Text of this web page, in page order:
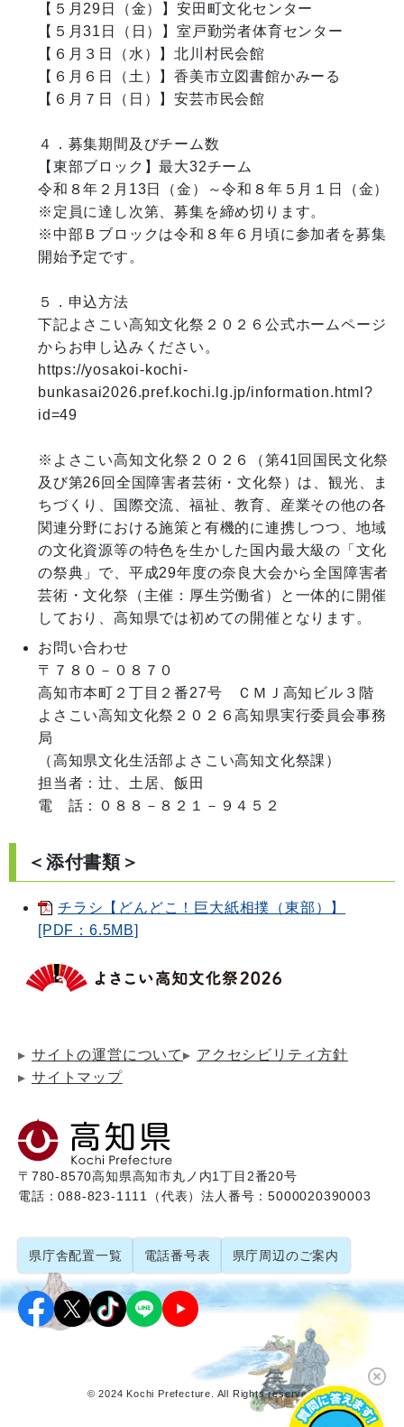
【５月29日（金）】安田町文化センター
【５月31日（日）】室戸勤労者体育センター
【６月３日（水）】北川村民会館
【６月６日（土）】香美市立図書館かみーる
【６月７日（日）】安芸市民会館
４．募集期間及びチーム数
【東部ブロック】最大32チーム
令和８年２月13日（金）～令和８年５月１日（金）
※定員に達し次第、募集を締め切ります。
※中部Ｂブロックは令和８年６月頃に参加者を募集
開始予定です。
５．申込方法
下記よさこい高知文化祭２０２６公式ホームページ
からお申し込みください。
https://yosakoi-kochi-
bunkasai2026.pref.kochi.lg.jp/information.html?
id=49
※よさこい高知文化祭２０２６（第41回国民文化祭
及び第26回全国障害者芸術・文化祭）は、観光、ま
ちづくり、国際交流、福祉、教育、産業その他の各
関連分野における施策と有機的に連携しつつ、地域
の文化資源等の特色を生かした国内最大級の「文化
の祭典」で、平成29年度の奈良大会から全国障害者
芸術・文化祭（主催：厚生労働省）と一体的に開催
お問い合わせ
〒７８０－０８７０
高知市本町２丁目２番27号　ＣＭＪ高知ビル３階
よさこい高知文化祭２０２６高知県実行委員会事務
局
（高知県文化生活部よさこい高知文化祭課）
担当者：辻、土居、飯田
電　話：０８８－８２１－９４５２
＜添付書類＞
チラシ【どんどこ！巨大紙相撲（東部）】
[PDF：6.5MB]
サイトの運営について
アクセシビリティ方針
サイトマップ
〒780-8570高知県高知市丸ノ内1丁目2番20号
電話：088-823-1111（代表）法人番号：5000020390003
県庁舎配置一覧 電話番号表 県庁周辺のご案内
© 2024 Kochi Prefecture. All Rights reserved.